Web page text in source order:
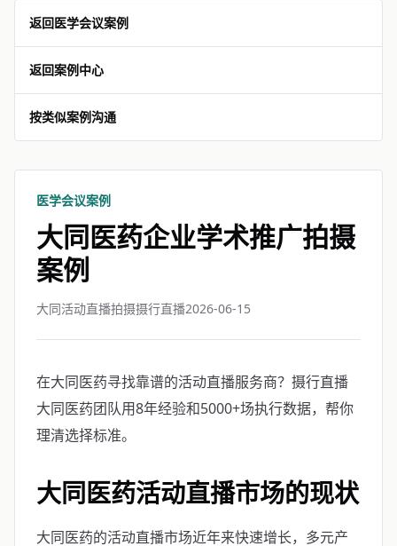
返回医学会议案例
返回案例中心
按类似案例沟通
医学会议案例
大同医药企业学术推广拍摄
案例
大同活动直播拍摄摄行直播2026-06-15
在大同医药寻找靠谱的活动直播服务商？摄行直播
大同医药团队用8年经验和5000+场执行数据，帮你
理清选择标准。
大同医药活动直播市场的现状
大同医药的活动直播市场近年来快速增长，多元产